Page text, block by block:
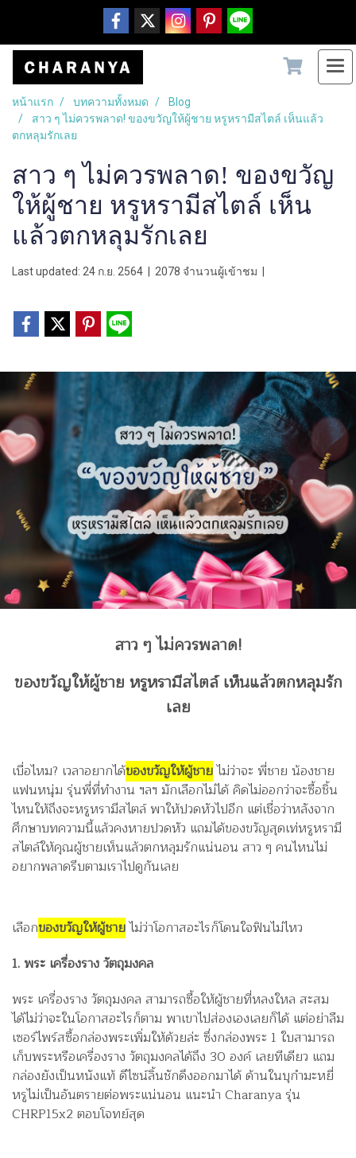
หน้าแรก บทความทั้งหมด
Blog
สาว ๆ ไม่ควรพลาด! ของขวัญให้ผู้ชาย หรูหรามีสไตล์ เห็นแล้ว
ตกหลุมรักเลย
สาว ๆ ไม่ควรพลาด! ของขวัญ
ให้ผู้ชาย หรูหรามีสไตล์ เห็น
แล้วตกหลุมรักเลย
Last updated: 24 ก.ย. 2564 2078 จำนวนผู้เข้าชม
สาว ๆ ไม่ควรพลาด!
ของขวัญให้ผู้ชาย หรูหรามีสไตล์ เห็นแล้วตกหลุมรัก
เลย
เบื่อไหม? เวลาอยากได้ของขวัญให้ผู้ชายไม่ว่าจะ พี่ชาย น้องชาย
แฟนหนุ่ม รุ่นพี่ที่ทำงาน ฯลฯ มักเลือกไม่ได้ คิดไม่ออกว่าจะซื้อชิ้น
ไหนให้ถึงจะหรูหรามีสไตล์ พาให้ปวดหัวไปอีก แต่เชื่อว่าหลังจาก
ศึกษาบทความนี้แล้วคงหายปวดหัว แถมได้ของขวัญสุดเท่หรูหรามี
สไตล์ให้คุณผู้ชายเห็นแล้วตกหลุมรักแน่นอน สาว ๆ คนไหนไม่
อยากพลาดรีบตามเราไปดูกันเลย
เลือกของขวัญให้ผู้ชายไม่ว่าโอกาสอะไรก็โดนใจฟินไม่ไหว
1. พระ เครื่องราง วัตถุมงคล
พระ เครื่องราง วัตถุมงคล สามารถซื้อให้ผู้ชายที่หลงใหล สะสม
ได้ไม่ว่าจะในโอกาสอะไรก็ตาม พาเขาไปส่องเองเลยก็ได้ แต่อย่าลืม
เซอร์ไพร์สซื้อกล่องพระเพิ่มให้ด้วยล่ะ ซึ่งกล่องพระ 1 ใบสามารถ
เก็บพระหรือเครื่องราง วัตถุมงคลได้ถึง 30 องค์ เลยทีเดียว แถม
กล่องยังเป็นหนังแท้ ดีไซน์ลิ้นชักดึงออกมาได้ ด้านในบุกำมะหยี่
หรูไม่เป็นอันตรายต่อพระแน่นอน แนะนำ Charanya รุ่น
CHRP15x2 ตอบโจทย์สุด